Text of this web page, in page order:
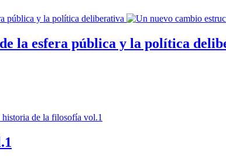
la esfera pública y la política